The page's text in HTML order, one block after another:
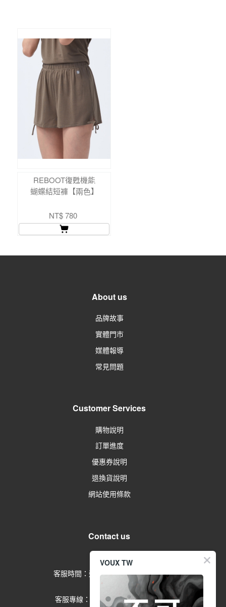
REBOOT復甦機能
蝴蝶結短褲【兩色】
NT$ 780
About us
品牌故事
實體門市
媒體報導
常見問題
Customer Services
購物說明
訂單進度
優惠券說明
退換貨說明
網站使用條款
Contact us
客服時間：週一到週五 09:00-17:00
(例假日除外)
客服專線：02-2791-1602 分機553
VOUX TW